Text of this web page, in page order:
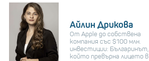
Айлин Дрикова
От Apple до собствена
компания със $100 млн.
инвестиции: Българинът,
който превърна лицето в